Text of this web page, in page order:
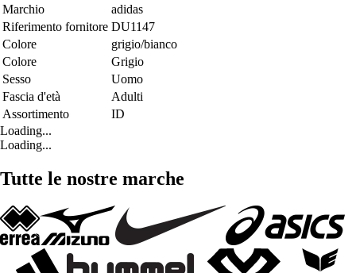
Marchio
adidas
Riferimento fornitore DU1147
Colore
grigio/bianco
Colore
Grigio
Sesso
Uomo
Fascia d'età
Adulti
Assortimento
ID
Loading...
Loading...
Tutte le nostre marche